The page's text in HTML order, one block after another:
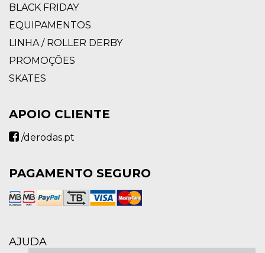
BLACK FRIDAY
EQUIPAMENTOS
LINHA / ROLLER DERBY
PROMOÇÕES
SKATES
APOIO CLIENTE
/derodas.pt
PAGAMENTO SEGURO
AJUDA